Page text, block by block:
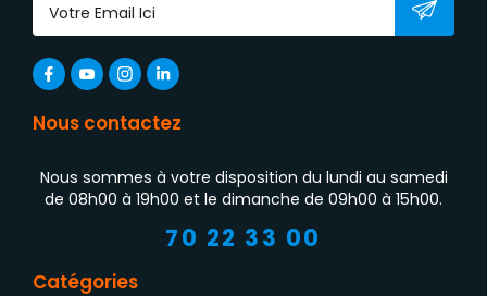
Nous contactez
Nous sommes à votre disposition du lundi au samedi
de 08h00 à 19h00 et le dimanche de 09h00 à 15h00.
70 22 33 00
Catégories